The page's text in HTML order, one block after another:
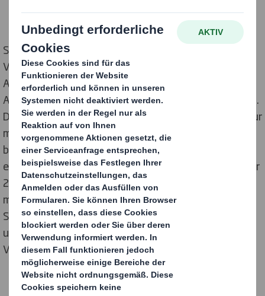
Statt der bisherigen Krempelvariante besitzt der
Versandkarton nun einen schneller aufzufaltenden
Automatikboden. Gleichzeitig kann Zalando mit der
Automatikboden-Variante seine Ökobilanz verbessern.
Dank ihres stabileren Packschemas lassen sich nicht nur
mehr Kartonagen pro Palette befördern. Auch das
bisherige Stretchen mit Folie zur Transportsicherung
entfällt. Aufs Jahr gesehen spart Zalando dadurch über
200 LKW-Ladungen und 370.000 m² Folie. Die
maßgeschneiderte Verpackungskonstruktion von DS
Smith überzeugt entlang der gesamten Lieferkette
und untermauert die hohe Expertise des
Verpackungsherstellers im Bereich E-Commerce.